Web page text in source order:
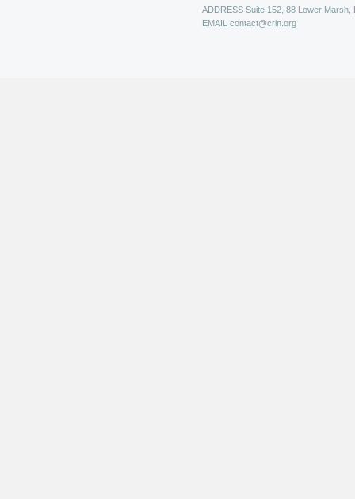
ADDRESS Suite 152, 88 Lower Marsh,
EMAIL contact@crin.org